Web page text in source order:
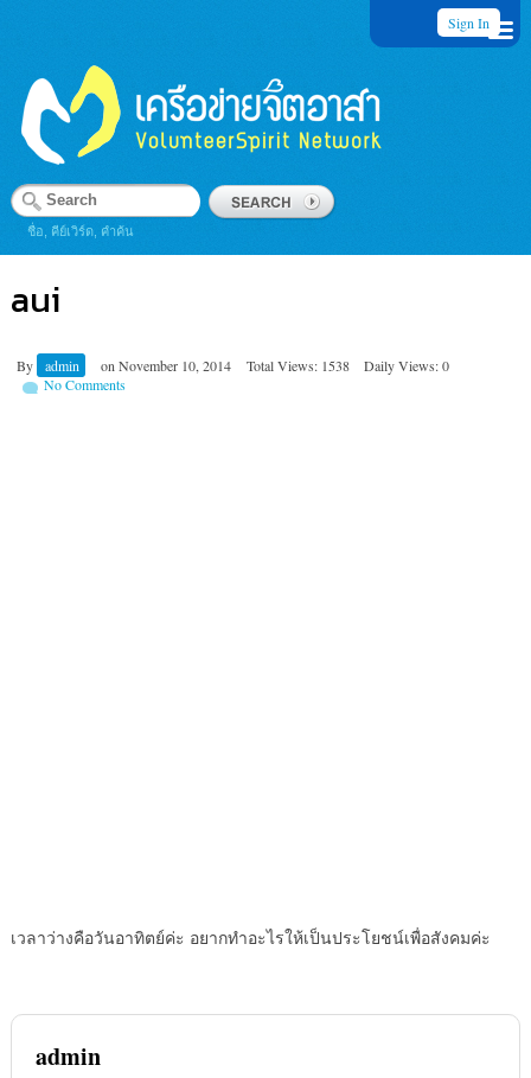
Sign In
ชื่อ, คีย์เวิร์ด, คำค้น
aui
By admin on November 10, 2014 Total Views: 1538
Daily Views: 0
No Comments
เวลาว่างคือวันอาทิตย์ค่ะ อยากทำอะไรให้เป็นประโยชน์เพื่อสังคมค่ะ
admin